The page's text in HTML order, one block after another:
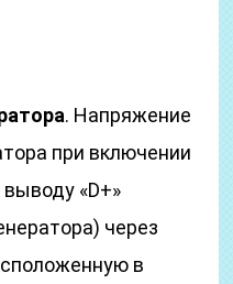
. Напряжение
при включении
«D+»
через
в